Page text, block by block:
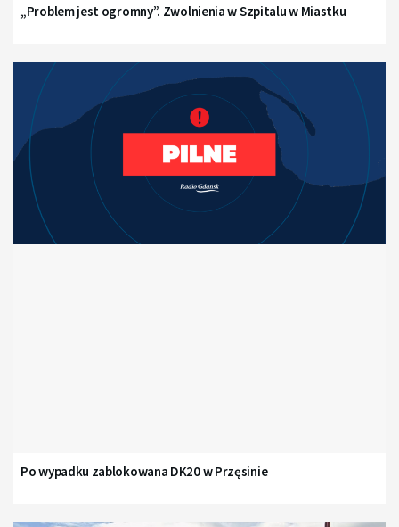
„Problem jest ogromny”. Zwolnienia w Szpitalu w Miastku
Po wypadku zablokowana DK20 w Przęsinie